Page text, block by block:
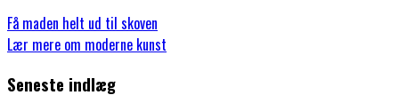
Få maden helt ud til skoven
Lær mere om moderne kunst
Seneste indlæg